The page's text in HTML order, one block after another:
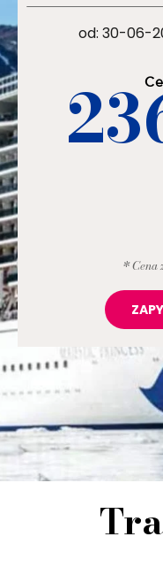
od: 30-06-
* Cena